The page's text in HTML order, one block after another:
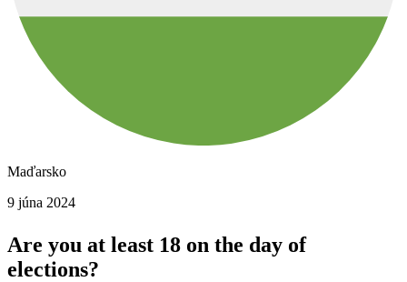
Maďarsko
9 júna 2024
Are you at least 18 on the day of
elections?